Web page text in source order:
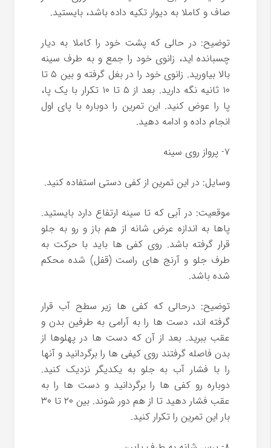
صاف و کاملا به دیوار تکیه داده باشد، بایستید.
توضیح: در حالی که پشت خود را کاملا به دیار
چسبانده اید، زانوی خود را جمع و به طرف سینه
بالا بیاورید. زانوی خود را در بغل گرفته و بین ۵ تا
۱۰ ثانیه نگه دارید. بعد از ۵ تا ۱۰ تکرار با یک پا،
پا را عوض کنید. این تمرین را دوباره با پای اول
انجام داده و ادامه دهید.
۷- پرواز روی سینه
وسایل: در این تمرین از کفی دستی استفاده کنید.
موقعیت: در آبی که تا سینه ارتفاع دارد بایستید.
پاها به اندازه عرض شانه از هم باز و رو به جلو
قرار گرفته باشد. روی کفی ها باید با حرکت به
طرف جلو و آرنج های راست (قفل) شده محکم
شده باشد.
توضیح: درحالی که کفی ها زیر سطح آب قرار
گرفته اند، دست ها را به آرامی به طرفین بدن و
عقب ببرید. بعد از آن که دست ها در پهلوها از
بدن فاصله گرفتند روی کیفی ها را برگردانید و آنها
را با فشار آب به جلو به یکدیگر نزدیک کنید.
دوباره رو کفی ها را برگردانید و دست ها را به
عقب فشار دهید تا از هم دور شوند. بین ۲۰ تا ۳۰
بار این تمرین را تکرار کنید.